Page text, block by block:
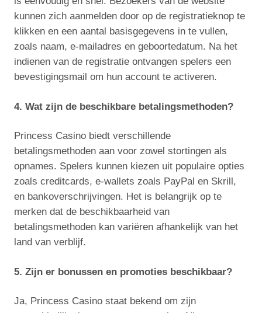
kunnen zich aanmelden door op de registratieknop te
klikken en een aantal basisgegevens in te vullen,
zoals naam, e-mailadres en geboortedatum. Na het
indienen van de registratie ontvangen spelers een
bevestigingsmail om hun account te activeren.
4. Wat zijn de beschikbare betalingsmethoden?
Princess Casino biedt verschillende
betalingsmethoden aan voor zowel stortingen als
opnames. Spelers kunnen kiezen uit populaire opties
zoals creditcards, e-wallets zoals PayPal en Skrill,
en bankoverschrijvingen. Het is belangrijk op te
merken dat de beschikbaarheid van
betalingsmethoden kan variëren afhankelijk van het
land van verblijf.
5. Zijn er bonussen en promoties beschikbaar?
Ja, Princess Casino staat bekend om zijn